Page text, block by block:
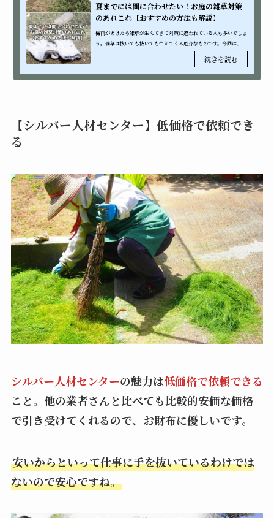
夏までには間に合わせたい！お庭の雑草対策
のあれこれ【おすすめの方法も解説】
梅雨があけたら雑草が生えてきて対策に追われている人も多いでしょ
う。雑草は抜いても抜いても生えてくる厄介なものです。今回は、雑
草対策について紹介していきます。おすすめの対策方法やそのポイン
【シルバー人材センター】低価格で依頼でき
る
シルバー人材センターの魅力は低価格で依頼できる
こと。他の業者さんと比べても比較的安価な価格
で引き受けてくれるので、お財布に優しいです。
安いからといって仕事に手を抜いているわけでは
ないので安心ですね。